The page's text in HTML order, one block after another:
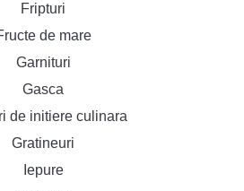
Fripturi
de mare
Garnituri
Gasca
de initiere culinara
Gratineuri
Iepure